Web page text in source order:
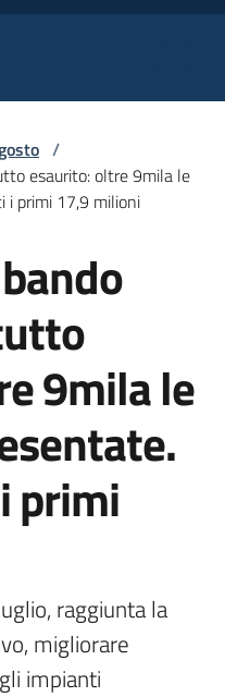
/
esaurito: oltre 9mila le
i primi 17,9 milioni
9mila le
primi
raggiunta la
migliorare
impianti